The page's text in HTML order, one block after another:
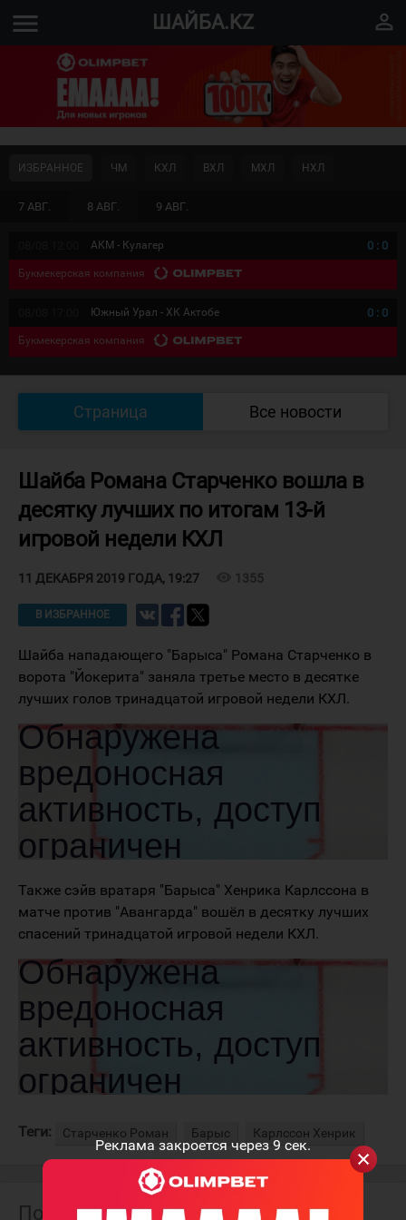
Реклама закроется через9 сек.
menu ШАЙБА.KZ perm_identity
7 АВГ. 8 АВГ. 9 АВГ.
ИЗБРАННОЕ ЧМ КХЛ ВХЛ МХЛ НХЛ
АКМ - Кулагер 0 : 0
Букмекерская компания
Южный Урал - ХК Актобе 0 : 0
Букмекерская компания
Страница Все новости
Шайба Романа Старченко вошла в
десятку лучших по итогам 13-й
игровой недели КХЛ
11 ДЕКАБРЯ 2019 ГОДА, 19:27 1355
В ИЗБРАННОЕ
Шайба нападающего "Барыса" Романа Старченко в
ворота "Йокерита" заняла третье место в десятке
лучших голов тринадцатой игровой недели КХЛ.
Также сэйв вратаря "Барыса" Хенрика Карлссона в
матче против "Авангарда" вошёл в десятку лучших
спасений тринадцатой игровой недели КХЛ.
Теги: Старченко Роман Барыс Карлссон Хенрик
Похожие материалы